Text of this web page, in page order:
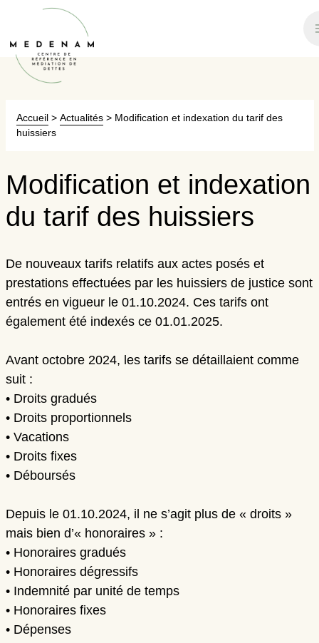
Accueil> Actualités> Modification et indexation du tarif des
huissiers
Modification et indexation
du tarif des huissiers
De nouveaux tarifs relatifs aux actes posés et
prestations effectuées par les huissiers de justice sont
entrés en vigueur le 01.10.2024. Ces tarifs ont
également été indexés ce 01.01.2025.
Avant octobre 2024, les tarifs se détaillaient comme
suit :
• Droits gradués
• Droits proportionnels
• Vacations
• Droits fixes
• Déboursés
Depuis le 01.10.2024, il ne s’agit plus de « droits »
mais bien d’« honoraires» :
• Honoraires gradués
• Honoraires dégressifs
• Indemnité par unité de temps
• Honoraires fixes
• Dépenses